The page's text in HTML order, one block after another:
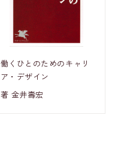
働くひとのためのキャリ
ア・デザイン
著 金井壽宏